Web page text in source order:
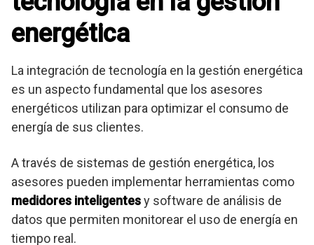
energética
La integración de tecnología en la gestión energética
es un aspecto fundamental que los asesores
energéticos utilizan para optimizar el consumo de
energía de sus clientes.
A través de sistemas de gestión energética, los
asesores pueden implementar herramientas como
medidores inteligentesy software de análisis de
datos que permiten monitorear el uso de energía en
tiempo real.